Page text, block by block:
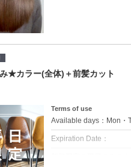
★カラー(全体)＋前髪カット
Terms of use
Available days：Mon・
Expiration Date：
新規限定の平日のみの